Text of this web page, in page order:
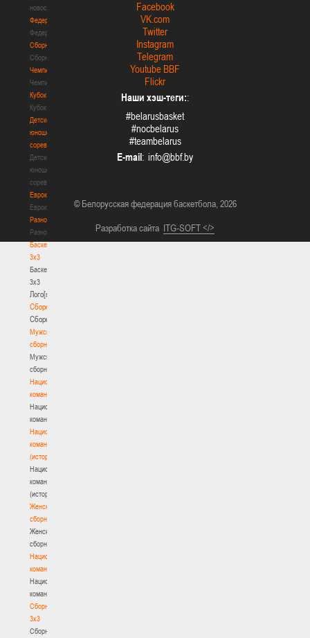
новости
Федерация
Федерация
Сборные
Сборные
Чемпионат
Чемпионат
Кубок
Кубок
Детско-
юношеские
соревнования
Детско-
юношеские
соревнования
Еврокубки
Еврокубки
Разное
Разное
Баскетбол
3х3
Баскетбол
3х3
Лого[modid=121]
Сборные
Сборные
Мужские
сборные
Мужские
сборные
Национальная
команда
Национальная
команда
Национальная
команда
(история)
Национальная
команда
(история)
Женские
сборные
Женские
сборные
Национальная
команда
Национальная
команда
Сборные
3х3
Сборные
Facebook
VK.com
Twitter
Instagram
Telegram
Youtube BBF
Flickr
Наши хэш-теги::
#belarusbasket
#nocbelarus
#teambelarus
E-mail:
© Белорусская федерация баскетбола, 2026
Разработка сайта ITG-SOFT </>